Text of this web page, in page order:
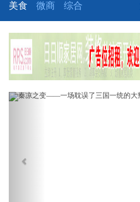
美食 微商 综合
Previous